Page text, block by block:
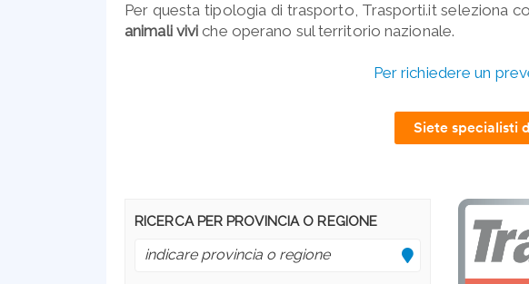
Per questa tipologia di trasporto, Trasporti.it seleziona
animali vivi che operano sul territorio nazionale.
Per richiedere un
Siete specialisti
RICERCA PER PROVINCIA O REGIONE